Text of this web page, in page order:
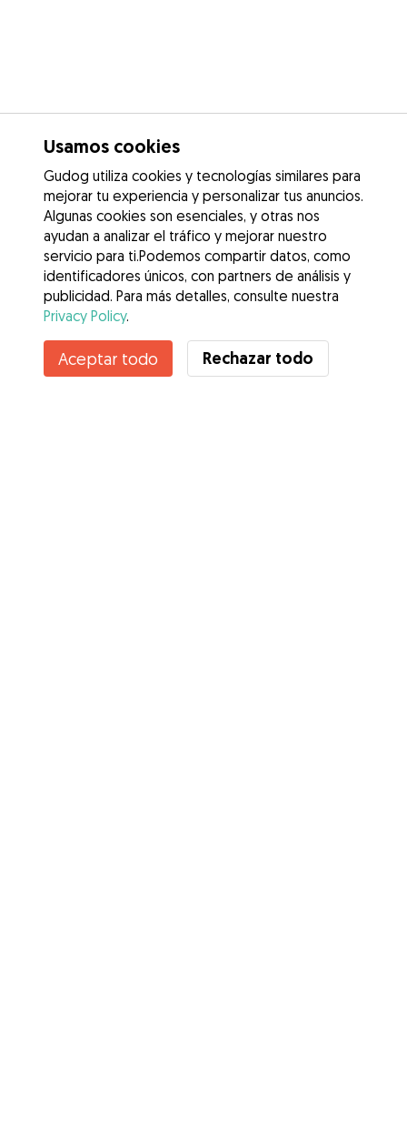
Usamos cookies
Gudog utiliza cookies y tecnologías similares para
mejorar tu experiencia y personalizar tus anuncios.
Algunas cookies son esenciales, y otras nos
ayudan a analizar el tráfico y mejorar nuestro
servicio para ti.Podemos compartir datos, como
identificadores únicos, con partners de análisis y
publicidad. Para más detalles, consulte nuestra
Privacy Policy.
Aceptar todo Rechazar todo